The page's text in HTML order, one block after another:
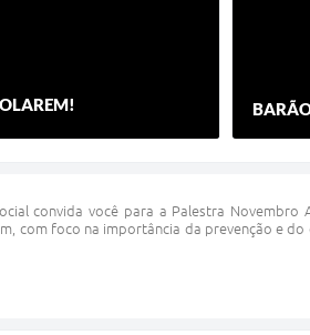
convida você para a Palestra Novembro
com foco na importância da prevenção e